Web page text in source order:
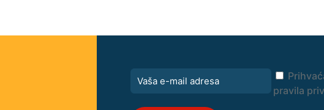
pravila